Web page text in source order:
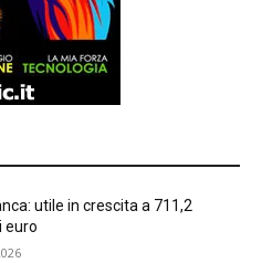
utile in crescita a 711,2
euro